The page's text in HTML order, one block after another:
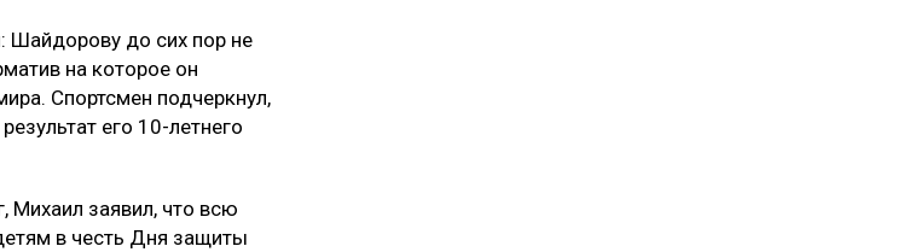
Шайдорову до сих пор не
на которое он
Спортсмен подчеркнул,
его 10-летнего
Михаил заявил, что всю
в честь Дня защиты